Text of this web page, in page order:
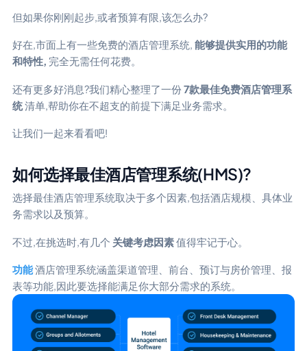
但如果你刚刚起步,或者预算有限,该怎么办?
好在,市面上有一些免费的酒店管理系统, 能够提供实用的功能
和特性, 完全无需任何花费。
还有更多好消息?我们精心整理了一份7款最佳免费酒店管理系
统清单,帮助你在不超支的前提下满足业务需求。
让我们一起来看看吧!
如何选择最佳酒店管理系统(HMS)?
选择最佳酒店管理系统取决于多个因素,包括酒店规模、具体业
务需求以及预算。
不过,在挑选时,有几个 关键考虑因素值得牢记于心。
功能酒店管理系统涵盖渠道管理、前台、预订与房价管理、报
表等功能,因此要选择能满足你大部分需求的系统。